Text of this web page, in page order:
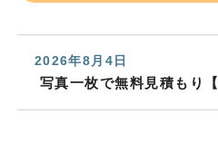
2026年8月4日
写真一枚で無料見積もり